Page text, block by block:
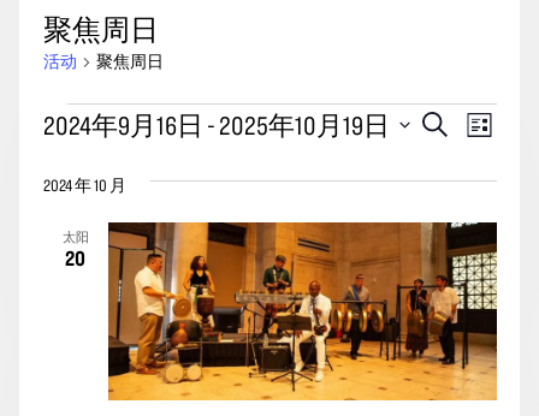
聚焦周日
活动 聚焦周日
活
活
搜
索
和
视
图
导
航
搜
事
视
图
导
航
列
2024年9月16日 - 2025年10月19日
择
期。
2024 年 10 月
太阳
20